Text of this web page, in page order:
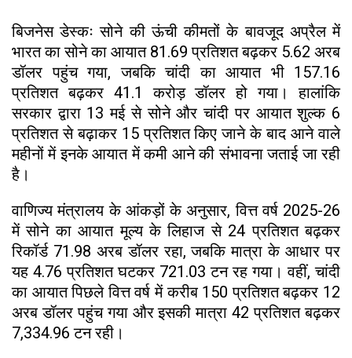
बिजनेस डेस्कः सोने की ऊंची कीमतों के बावजूद अप्रैल में
भारत का सोने का आयात 81.69 प्रतिशत बढ़कर 5.62 अरब
डॉलर पहुंच गया, जबकि चांदी का आयात भी 157.16
प्रतिशत बढ़कर 41.1 करोड़ डॉलर हो गया। हालांकि
सरकार द्वारा 13 मई से सोने और चांदी पर आयात शुल्क 6
प्रतिशत से बढ़ाकर 15 प्रतिशत किए जाने के बाद आने वाले
महीनों में इनके आयात में कमी आने की संभावना जताई जा रही
है।
वाणिज्य मंत्रालय के आंकड़ों के अनुसार, वित्त वर्ष 2025-26
में सोने का आयात मूल्य के लिहाज से 24 प्रतिशत बढ़कर
रिकॉर्ड 71.98 अरब डॉलर रहा, जबकि मात्रा के आधार पर
यह 4.76 प्रतिशत घटकर 721.03 टन रह गया। वहीं, चांदी
का आयात पिछले वित्त वर्ष में करीब 150 प्रतिशत बढ़कर 12
अरब डॉलर पहुंच गया और इसकी मात्रा 42 प्रतिशत बढ़कर
7,334.96 टन रही।